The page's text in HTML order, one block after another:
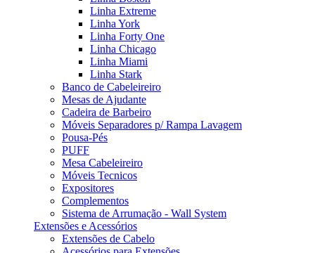
Linha Extreme
Linha York
Linha Forty One
Linha Chicago
Linha Miami
Linha Stark
Banco de Cabeleireiro
Mesas de Ajudante
Cadeira de Barbeiro
Móveis Separadores p/ Rampa Lavagem
Pousa-Pés
PUFF
Mesa Cabeleireiro
Móveis Tecnicos
Expositores
Complementos
Sistema de Arrumação - Wall System
Extensões e Acessórios
Extensões de Cabelo